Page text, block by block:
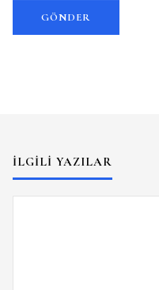
İLGILI YAZILAR